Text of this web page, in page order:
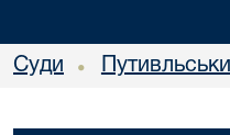
Суди •